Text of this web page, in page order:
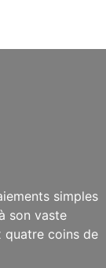
simples
son vaste
quatre coins de